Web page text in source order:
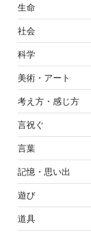
生命
社会
科学
美術・アート
考え方・感じ方
言祝ぐ
言葉
記憶・思い出
遊び
道具